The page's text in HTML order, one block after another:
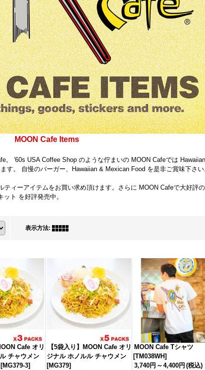
MOON Cafe Items
。 '60s USA Coffee Shop のような佇まいの MOON Cafeでは
す。 自慢のバーガー、Hawaiian & Mexican Food を是非ご賞味下さい
ィーアイテムをお買い求め頂けます。さらに MOON Cafeで大好評
ト を好評発売中。
表示方法:
Cafe オリ
チャウメン
[MG379-3]
【5袋入り】MOON Cafe オリ
ジナル ホノルル チャウメン
[MG379]
MOON Cafe Tシャツ
[TM038WH]
3,740円 ～ 4,400円 (税込)